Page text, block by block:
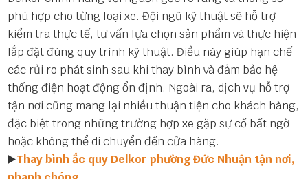
phù hợp cho từng loại xe. Đội ngũ kỹ thuật sẽ hỗ trợ
kiểm tra thực tế, tư vấn lựa chọn sản phẩm và thực hiện
lắp đặt đúng quy trình kỹ thuật. Điều này giúp hạn chế
các rủi ro phát sinh sau khi thay bình và đảm bảo hệ
thống điện hoạt động ổn định. Ngoài ra, dịch vụ hỗ trợ
tận nơi cũng mang lại nhiều thuận tiện cho khách hàng,
đặc biệt trong những trường hợp xe gặp sự cố bất ngờ
hoặc không thể di chuyển đến cửa hàng.
▶️Thay bình ắc quy Delkor phường Đức Nhuận tận nơi,